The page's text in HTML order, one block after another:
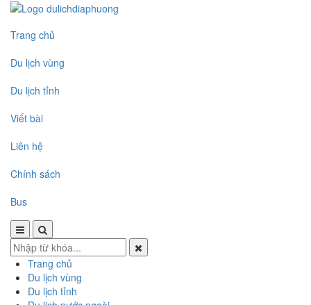
Trang chủ
Du lịch vùng
Du lịch tỉnh
Viết bài
Liên hệ
Chính sách
Bus
Trang chủ
Du lịch vùng
Du lịch tỉnh